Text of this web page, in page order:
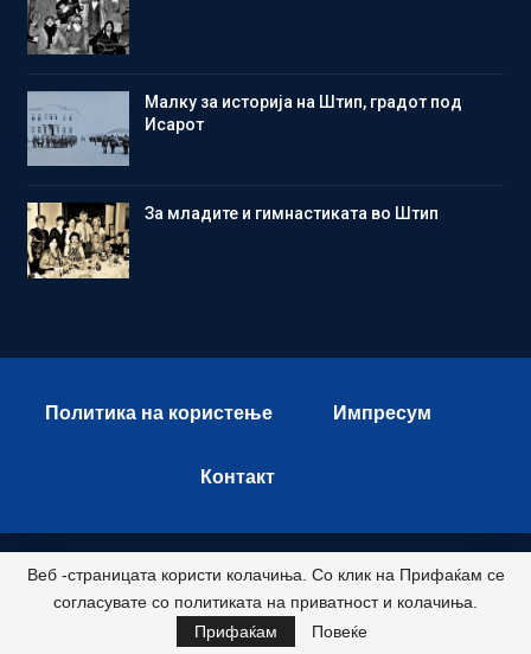
Малку за историја на Штип, градот под
Исарот
Зa младите и гимнастиката во Штип
Политика на користење Импресум
Контакт
© 2026 - Istok Press. All Rights Reserved.
Развиено и хостирано од
Веб -страницата користи колачиња. Со клик на Прифаќам се
согласувате со политиката на приватност и колачиња.
Прифаќам
Повеќе